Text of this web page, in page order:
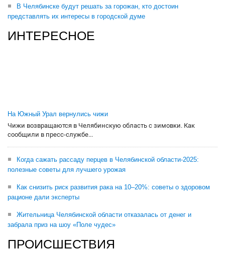
В Челябинске будут решать за горожан, кто достоин
представлять их интересы в городской думе
ИНТЕРЕСНОЕ
На Южный Урал вернулись чижи
Чижи возвращаются в Челябинскую область с зимовки. Как
сообщили в пресс-службе...
Когда сажать рассаду перцев в Челябинской области-2025:
полезные советы для лучшего урожая
Как снизить риск развития рака на 10–20%: советы о здоровом
рационе дали эксперты
Жительница Челябинской области отказалась от денег и
забрала приз на шоу «Поле чудес»
ПРОИСШЕСТВИЯ